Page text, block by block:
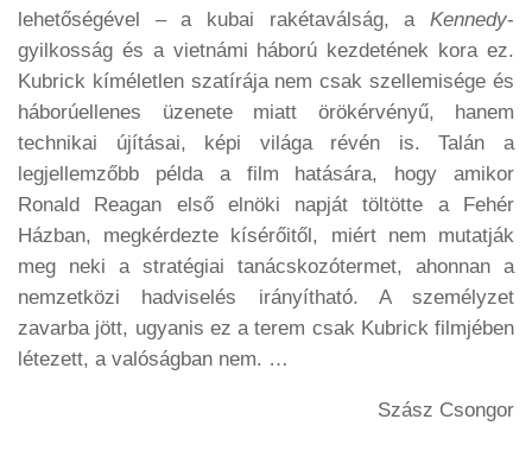
lehetőségével – a kubai rakétaválság, a Kennedy-
gyilkosság és a vietnámi háború kezdetének kora ez.
Kubrick kíméletlen szatírája nem csak szellemisége és
háborúellenes üzenete miatt örökérvényű, hanem
technikai újításai, képi világa révén is. Talán a
legjellemzőbb példa a film hatására, hogy amikor
Ronald Reagan első elnöki napját töltötte a Fehér
Házban, megkérdezte kísérőitől, miért nem mutatják
meg neki a stratégiai tanácskozótermet, ahonnan a
nemzetközi hadviselés irányítható. A személyzet
zavarba jött, ugyanis ez a terem csak Kubrick filmjében
létezett, a valóságban nem. …
Szász Csongor